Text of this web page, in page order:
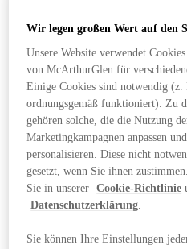
Wir legen großen Wert auf den
Unsere Website verwendet
von McArthurGlen für
Einige Cookies sind notwendig (z.
ordnungsgemäß funktioniert). Zu
gehören solche, die die Nutzung
Marketingkampagnen anpassen
personalisieren. Diese nicht
gesetzt, wenn Sie ihnen
Sie in unserer
Cookie-Richtlinie
Datenschutzerklärung.
Sie können Ihre Einstellungen